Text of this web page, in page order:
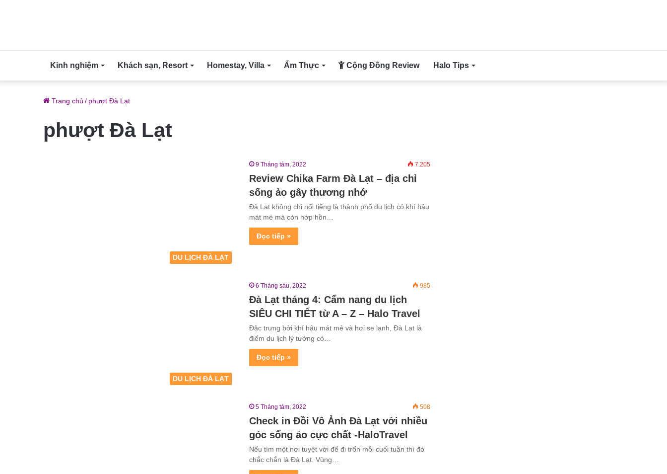
Kinh nghiệm Khách sạn, Resort Homestay, Villa Ẩm Thực Cộng Đồng Review Halo Tips
Trang chủ / phượt Đà Lạt
phượt Đà Lạt
DU LỊCH ĐÀ LẠT
9 Tháng tám, 2022 7.205
Review Chika Farm Đà Lạt – địa chỉ
sống ảo gây thương nhớ
Đà Lạt không chỉ nổi tiếng là thành phố du lịch có khí hậu
mát mẻ mà còn hớp hồn…
Đọc tiếp »
DU LỊCH ĐÀ LẠT
6 Tháng sáu, 2022 985
Đà Lạt tháng 4: Cẩm nang du lịch
SIÊU CHI TIẾT từ A – Z – Halo Travel
Đặc trưng bởi khí hậu mát mẻ và hơi se lạnh, Đà Lạt là
điểm du lịch lý tưởng có…
Đọc tiếp »
5 Tháng tám, 2022 508
Check in Đồi Vô Ảnh Đà Lạt với nhiều
góc sống ảo cực chất -HaloTravel
Nếu tìm một nơi tuyệt vời để đi trốn mỗi cuối tuần thì đó
chắc chắn là Đà Lạt. Vùng…